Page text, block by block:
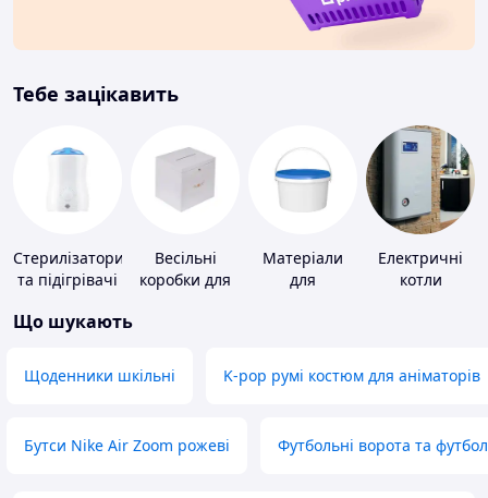
Тебе зацікавить
Стерилізатори
та підігрівачі
харчування
Весільні
коробки для
Матеріали
для
Електричні
котли
Що шукають
Щоденники шкільні K-pop румі костюм для аніматорів
Бутси Nike Air Zoom рожеві Футбольні ворота та